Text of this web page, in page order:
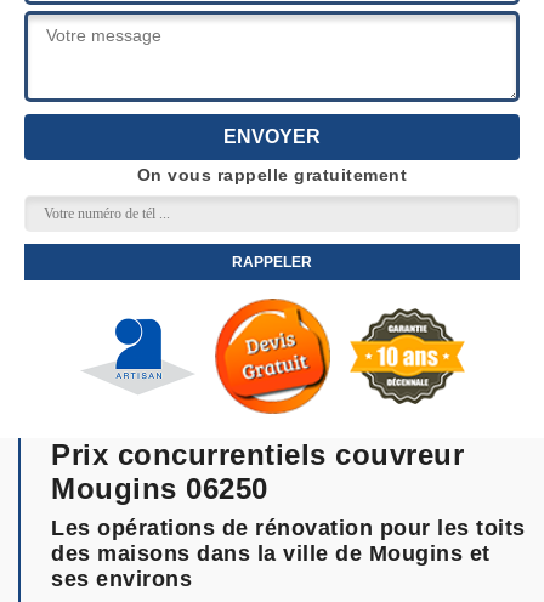
On vous rappelle gratuitement
Prix concurrentiels couvreur
Mougins 06250
Les opérations de rénovation pour les toits
des maisons dans la ville de Mougins et
ses environs